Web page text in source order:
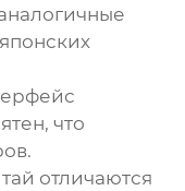
что
отличаются